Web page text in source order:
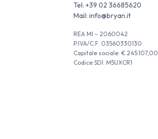
Tel: +39 02 36685620
Mail: info@bryan.it
REA MI – 2060042
P.IVA/C.F. 03560330130
Capitale sociale: € 245.107,00
Codice SDI: M5UXCR1